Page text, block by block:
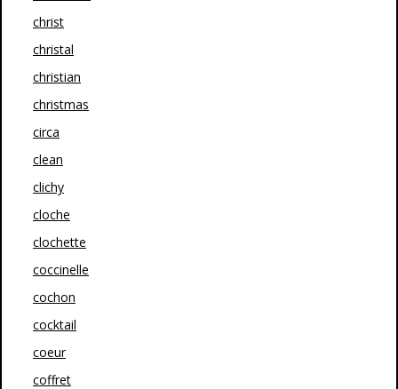
christ
christal
christian
christmas
circa
clean
clichy
cloche
clochette
coccinelle
cochon
cocktail
coeur
coffret